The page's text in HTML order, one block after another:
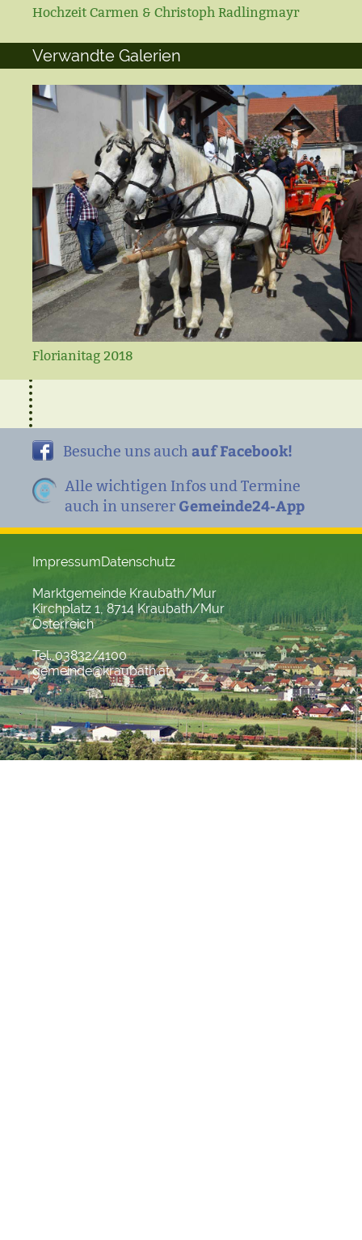
Hochzeit Carmen & Christoph Radlingmayr
Verwandte Galerien
Florianitag 2018
Besuche uns auch auf Facebook!
Alle wichtigen Infos und Termine
auch in unserer Gemeinde24-App
ImpressumDatenschutz
Marktgemeinde Kraubath/Mur
Kirchplatz 1, 8714 Kraubath/Mur
Österreich
Tel. 03832/4100
gemeinde@kraubath.at